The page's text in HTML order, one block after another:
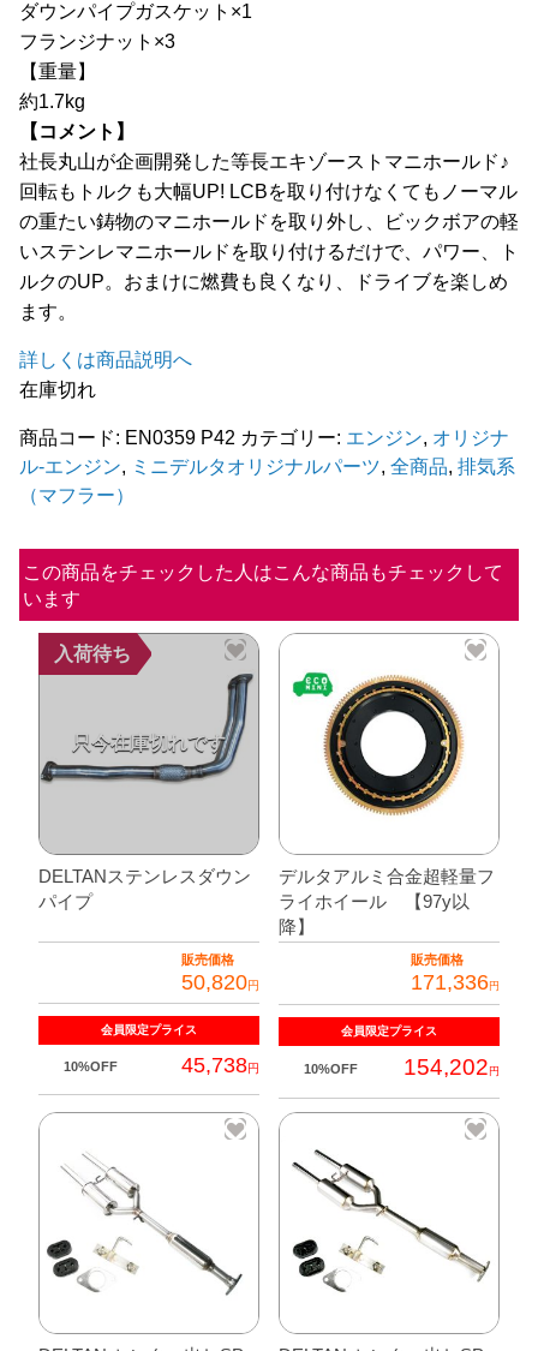
ダウンパイプガスケット×1
フランジナット×3
【重量】
約1.7kg
【コメント】
社長丸山が企画開発した等長エキゾーストマニホールド♪
回転もトルクも大幅UP! LCBを取り付けなくてもノーマル
の重たい鋳物のマニホールドを取り外し、ビックボアの軽
いステンレマニホールドを取り付けるだけで、パワー、ト
ルクのUP。おまけに燃費も良くなり、ドライブを楽しめ
ます。
詳しくは商品説明へ
在庫切れ
商品コード: EN0359 P42 カテゴリー: エンジン, オリジナ
ル-エンジン, ミニデルタオリジナルパーツ, 全商品, 排気系
（マフラー）
この商品をチェックした人はこんな商品もチェックして
います
入荷待ち
DELTANステンレスダウン
パイプ
販売価格
50,820円
会員限定プライス
10%OFF 45,738円
デルタアルミ合金超軽量フ
ライホイール 【97y以
降】
販売価格
171,336円
会員限定プライス
10%OFF 154,202 円